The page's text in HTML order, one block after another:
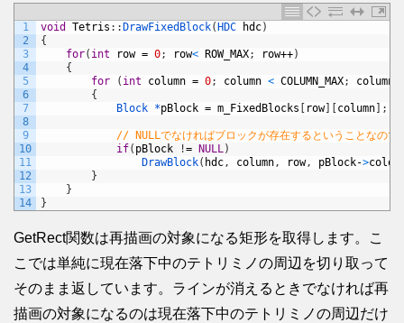
1
2
3
4
5
6
7
8
9
10
11
12
13
14
void Tetris : : DrawFixedBlock( HDC hdc)
{
for( int row = 0; row< ROW_MAX; row++)
{
for
( int column = 0; column < COLUMN_MAX; column
{
Block *pBlock = m_FixedBlocks row] column ;
// NULLでなければブロックが存在するということなので
if( pBlock != NULL)
DrawBlock( hdc, column, row, pBlock->color
}
}
}
GetRect関数は再描画の対象になる矩形を取得します。こ
こでは単純に現在落下中のテトリミノの周辺を切り取って
そのまま返しています。ラインが消えるときでなければ再
描画の対象になるのは現在落下中のテトリミノの周辺だけ